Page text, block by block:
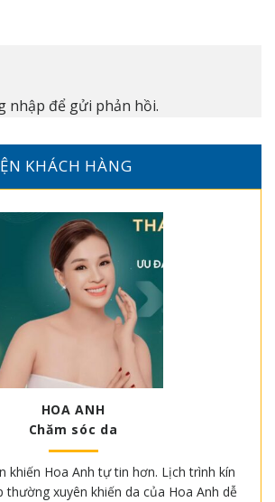
nhập để gửi phản hồi.
KHÁCH HÀNG
HOA ANH
Chăm sóc da
khiến Hoa Anh tự tin hơn. Lịch trình kín
thường xuyên khiến da của Hoa Anh dễ